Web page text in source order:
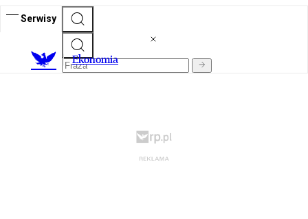
Serwisy
Ekonomia